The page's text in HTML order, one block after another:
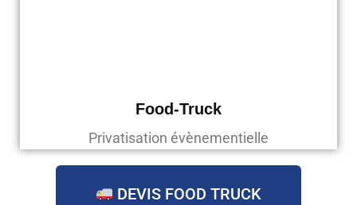
Food-Truck
Privatisation évènementielle
DEVIS FOOD TRUCK